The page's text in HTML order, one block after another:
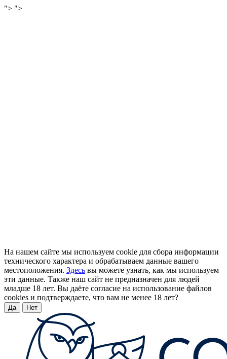
"> ">
На нашем сайте мы используем cookie для сбора информации
технического характера и обрабатываем данные вашего
местоположения. Здесь вы можете узнать, как мы используем
эти данные. Также наш сайт не предназначен для людей
младше 18 лет. Вы даёте согласие на использование файлов
cookies и подтверждаете, что вам не менее 18 лет?
Да Нет